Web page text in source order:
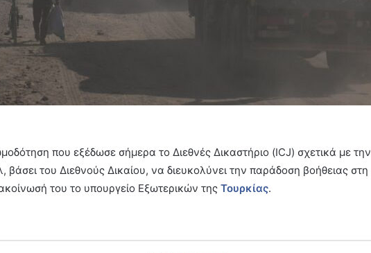
που εξέδωσε σήμερα το Διεθνές Δικαστήριο (ICJ) σχετικά με την
του Διεθνούς Δικαίου, να διευκολύνει την παράδοση βοήθειας στη
του το υπουργείο Εξωτερικών της Τουρκίας.